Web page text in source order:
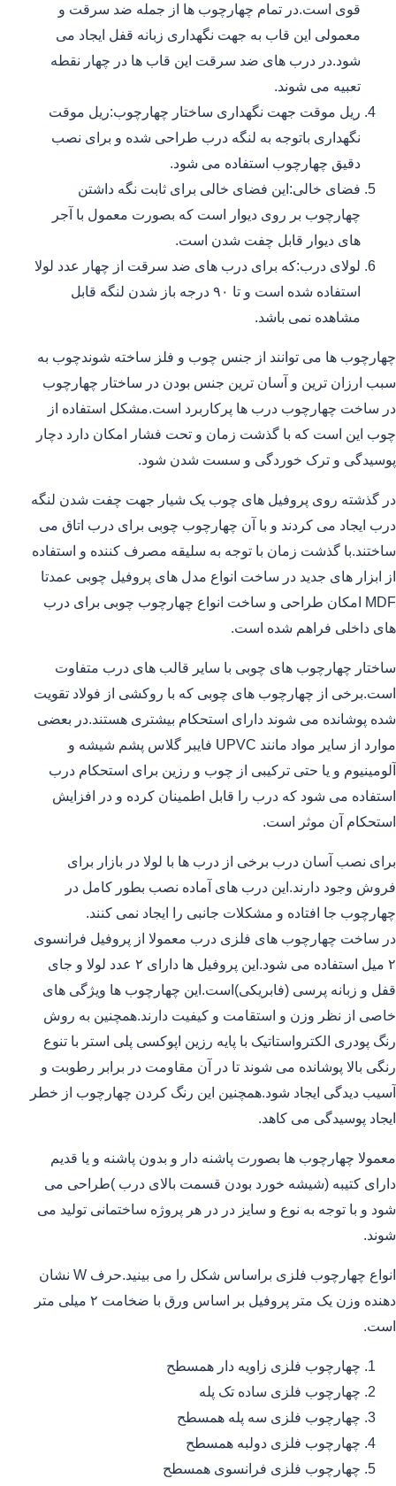
قوی است.در تمام چهارچوب ها از جمله ضد سرقت و
معمولی این قاب به جهت نگهداری زبانه قفل ایجاد می
شود.در درب های ضد سرقت این قاب ها در چهار نقطه
تعبیه می شوند.
ریل موقت جهت نگهداری ساختار چهارچوب:ریل موقت
نگهداری باتوجه به لنگه درب طراحی شده و برای نصب
دقیق چهارچوب استفاده می شود.
فضای خالی:این فضای خالی برای ثابت نگه داشتن
چهارچوب بر روی دیوار است که بصورت معمول با آجر
های دیوار قابل چفت شدن است.
لولای درب:که برای درب های ضد سرقت از چهار عدد لولا
استفاده شده است و تا ۹۰ درجه باز شدن لنگه قابل
مشاهده نمی باشد.
چهارچوب ها می توانند از جنس چوب و فلز ساخته شوندچوب به
سبب ارزان ترین و آسان ترین جنس بودن در ساختار چهارچوب
در ساخت چهارچوب درب ها پرکاربرد است.مشکل استفاده از
چوب این است که با گذشت زمان و تحت فشار امکان دارد دچار
پوسیدگی و ترک خوردگی و سست شدن شود.
در گذشته روی پروفیل های چوب یک شیار جهت چفت شدن لنگه
درب ایجاد می کردند و با آن چهارچوب چوبی برای درب اتاق می
ساختند.با گذشت زمان با توجه به سلیقه مصرف کننده و استفاده
از ابزار های جدید در ساخت انواع مدل های پروفیل چوبی عمدتا
MDF امکان طراحی و ساخت انواع چهارچوب چوبی برای درب
های داخلی فراهم شده است.
ساختار چهارچوب های چوبی با سایر قالب های درب متفاوت
است.برخی از چهارچوب های چوبی که با روکشی از فولاد تقویت
شده پوشانده می شوند دارای استحکام بیشتری هستند.در بعضی
موارد از سایر مواد مانند UPVC فایبر گلاس پشم شیشه و
آلومینیوم و یا حتی ترکیبی از چوب و رزین برای استحکام درب
استفاده می شود که درب را قابل اطمینان کرده و در افزایش
استحکام آن موثر است.
برای نصب آسان درب برخی از درب ها با لولا در بازار برای
فروش وجود دارند.این درب های آماده نصب بطور کامل در
چهارچوب جا افتاده و مشکلات جانبی را ایجاد نمی کنند.
در ساخت چهارچوب های فلزی درب معمولا از پروفیل فرانسوی
۲ میل استفاده می شود.این پروفیل ها دارای ۲ عدد لولا و جای
قفل و زبانه پرسی (فابریکی)است.این چهارچوب ها ویژگی های
خاصی از نظر وزن و استقامت و کیفیت دارند.همچنین به روش
رنگ پودری الکترواستاتیک با پایه رزین اپوکسی پلی استر با تنوع
رنگی بالا پوشانده می شوند تا در آن مقاومت در برابر رطوبت و
آسیب دیدگی ایجاد شود.همچنین این رنگ کردن چهارچوب از خطر
ایجاد پوسیدگی می کاهد.
معمولا چهارچوب ها بصورت پاشنه دار و بدون پاشنه و یا قدیم
دارای کتیبه (شیشه خورد بودن قسمت بالای درب )طراحی می
شود و با توجه به نوع و سایز در در هر پروژه ساختمانی تولید می
شوند.
انواع چهارچوب فلزی براساس شکل را می بینید.حرف W نشان
دهنده وزن یک متر پروفیل بر اساس ورق با ضخامت ۲ میلی متر
است.
چهارچوب فلزی زاویه دار همسطح
چهارچوب فلزی ساده تک پله
چهارچوب فلزی سه پله همسطح
چهارچوب فلزی دولبه همسطح
چهارچوب فلزی فرانسوی همسطح